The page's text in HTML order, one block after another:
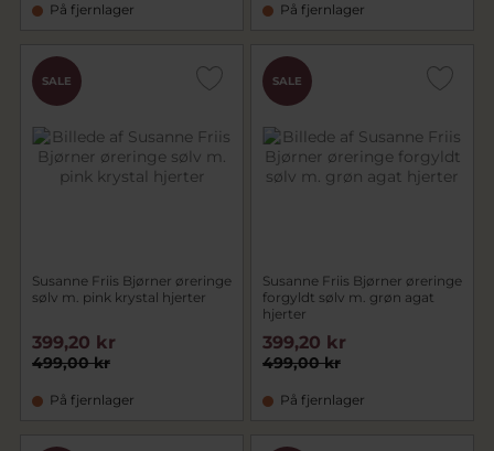
På fjernlager På fjernlager
SALE
Susanne Friis Bjørner øreringe
sølv m. pink krystal hjerter
499,00 kr
399,20 kr
På fjernlager
SALE
Susanne Friis Bjørner øreringe
forgyldt sølv m. grøn agat
hjerter
499,00 kr
399,20 kr
På fjernlager